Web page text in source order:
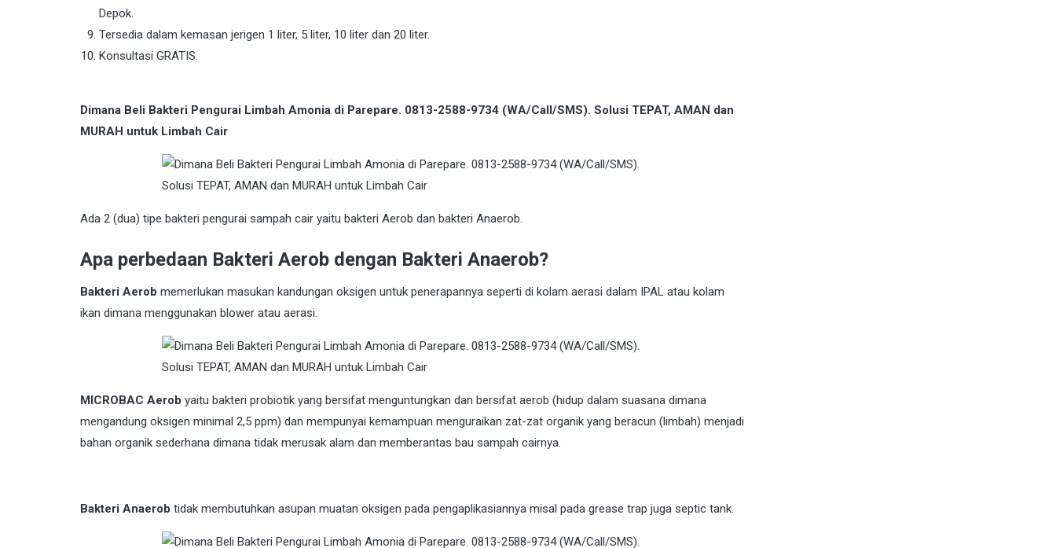
Depok.
Tersedia dalam kemasan jerigen 1 liter, 5 liter, 10 liter dan 20 liter.
Konsultasi GRATIS.
Dimana Beli Bakteri Pengurai Limbah Amonia di Parepare. 0813-2588-9734 (WA/Call/SMS). Solusi TEPAT, AMAN dan
MURAH untuk Limbah Cair
Ada 2 (dua) tipe bakteri pengurai sampah cair yaitu bakteri Aerob dan bakteri Anaerob.
Apa perbedaan Bakteri Aerob dengan Bakteri Anaerob?
Bakteri Aerob memerlukan masukan kandungan oksigen untuk penerapannya seperti di kolam aerasi dalam IPAL atau kolam
ikan dimana menggunakan blower atau aerasi.
MICROBAC Aerob yaitu bakteri probiotik yang bersifat menguntungkan dan bersifat aerob (hidup dalam suasana dimana
mengandung oksigen minimal 2,5 ppm) dan mempunyai kemampuan menguraikan zat-zat organik yang beracun (limbah) menjadi
bahan organik sederhana dimana tidak merusak alam dan memberantas bau sampah cairnya.
Bakteri Anaerob tidak membutuhkan asupan muatan oksigen pada pengaplikasiannya misal pada grease trap juga septic tank.